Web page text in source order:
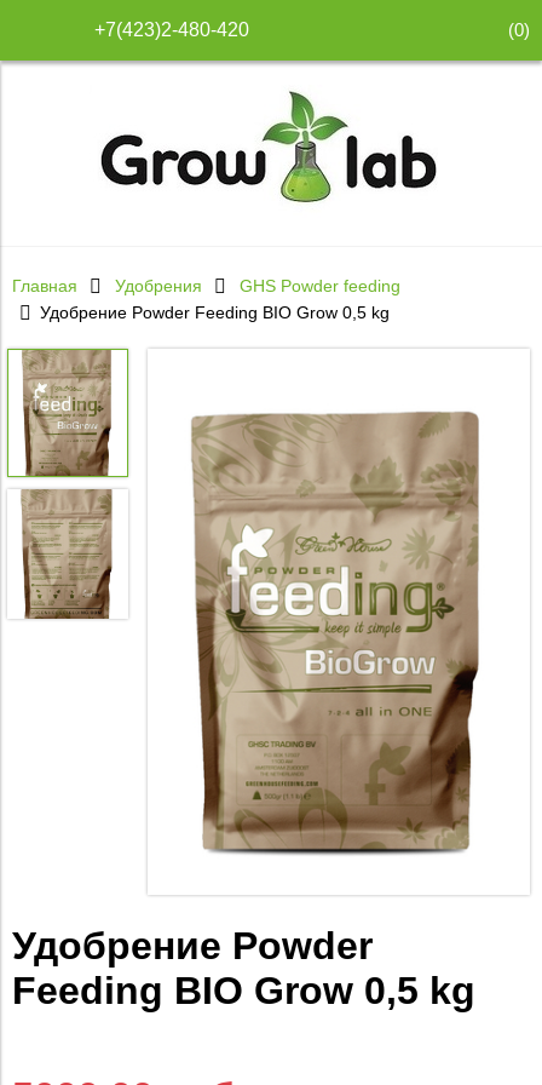
+7(423)2-480-420 (0)
Главная Удобрения
GHS Powder feeding
Удобрение Powder Feeding BIO Grow 0,5 kg
Удобрение Powder
Feeding BIO Grow 0,5 kg